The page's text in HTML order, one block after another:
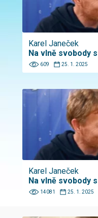
Karel Janeček
Na vlně svobody
609 25. 1. 2025
Karel Janeček
Na vlně svobody
14081 25. 1. 2025